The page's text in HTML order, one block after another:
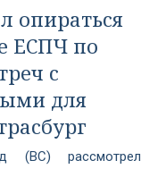
опираться
ЕСПЧ по
с
для
(ВС) рассмотрел